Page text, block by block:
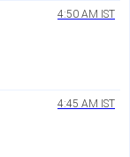
4:50 AM IST
4:45 AM IST